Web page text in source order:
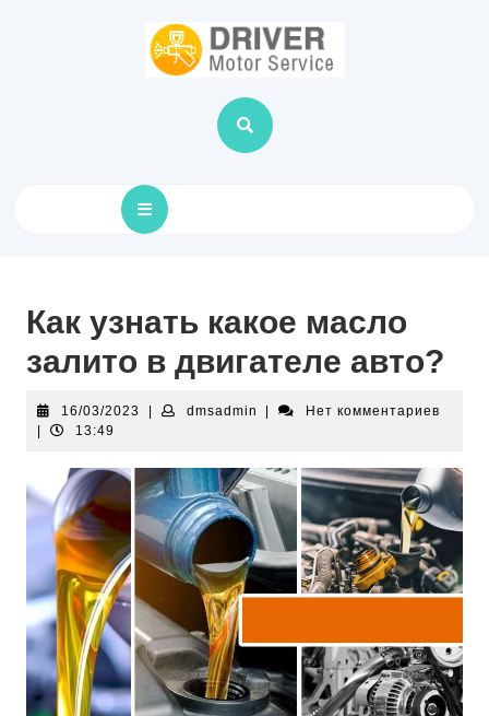
Open
Как узнать какое масло
залито в двигателе авто?
16/03/2023 16/03/2023dmsadmin dmsadminНет комментариев
13:49